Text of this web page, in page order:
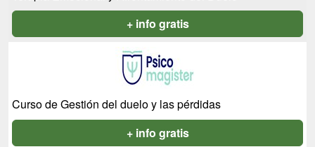
+ info gratis
Curso de Gestión del duelo y las pérdidas
+ info gratis